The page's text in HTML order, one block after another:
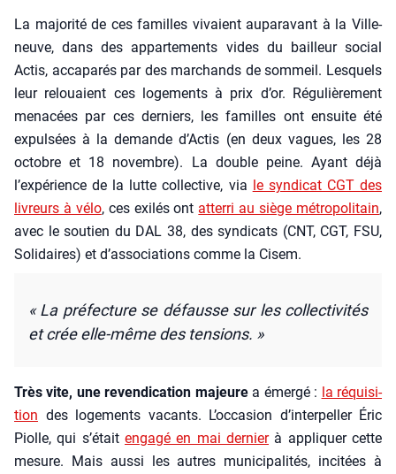
La majo­ri­té de ces familles vivaient aupa­ra­vant à la Vil­le­
neuve, dans des appar­te­ments vides du bailleur social
Actis, acca­pa­rés par des mar­chands de som­meil. Les­quels
leur relouaient ces loge­ments à prix d’or. Régu­liè­re­ment
mena­cées par ces der­niers, les familles ont ensuite été
expul­sées à la demande d’Actis (en deux vagues, les 28
octobre et 18 novembre). La double peine. Ayant déjà
l’expérience de la lutte col­lec­tive, via le syn­di­cat CGT des
livreurs à vélo, ces exi­lés ont atter­ri au siège métro­po­li­tain,
avec le sou­tien du DAL 38, des syn­di­cats (CNT, CGT, FSU,
Soli­daires) et d’associations comme la Cisem.
« La pré­fec­ture se défausse sur les col­lec­ti­vi­tés
et crée elle-même des ten­sions. »
Très vite, une reven­di­ca­tion majeurea émer­gé : la réqui­si­
tion des loge­ments vacants. L’occasion d’interpeller Éric
Piolle, qui s’était enga­gé en mai der­nierà appli­quer cette
mesure. Mais aus­si les autres muni­ci­pa­li­tés, inci­tées à